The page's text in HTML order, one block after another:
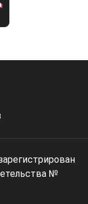
№